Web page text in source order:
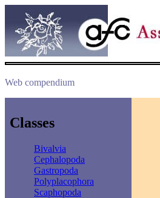
Web compendium
Classes
Bivalvia
Cephalopoda
Gastropoda
Polyplacophora
Scaphopoda